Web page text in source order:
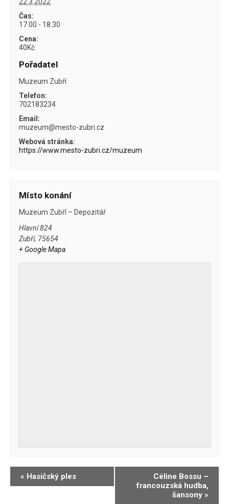
22.3.2022
Čas:
17.00 - 18.30
Cena:
40Kč
Pořadatel
Muzeum Zubří
Telefon:
702183234
Email:
muzeum@mesto-zubri.cz
Webová stránka:
https://www.mesto-zubri.cz/muzeum
Místo konání
Muzeum Zubří – Depozitář
Hlavní 824
Zubří, 75654
+ Google Mapa
Navigace
pro
« Hasičský ples
Céline Bossu –
francouzská hudba,
šansony »